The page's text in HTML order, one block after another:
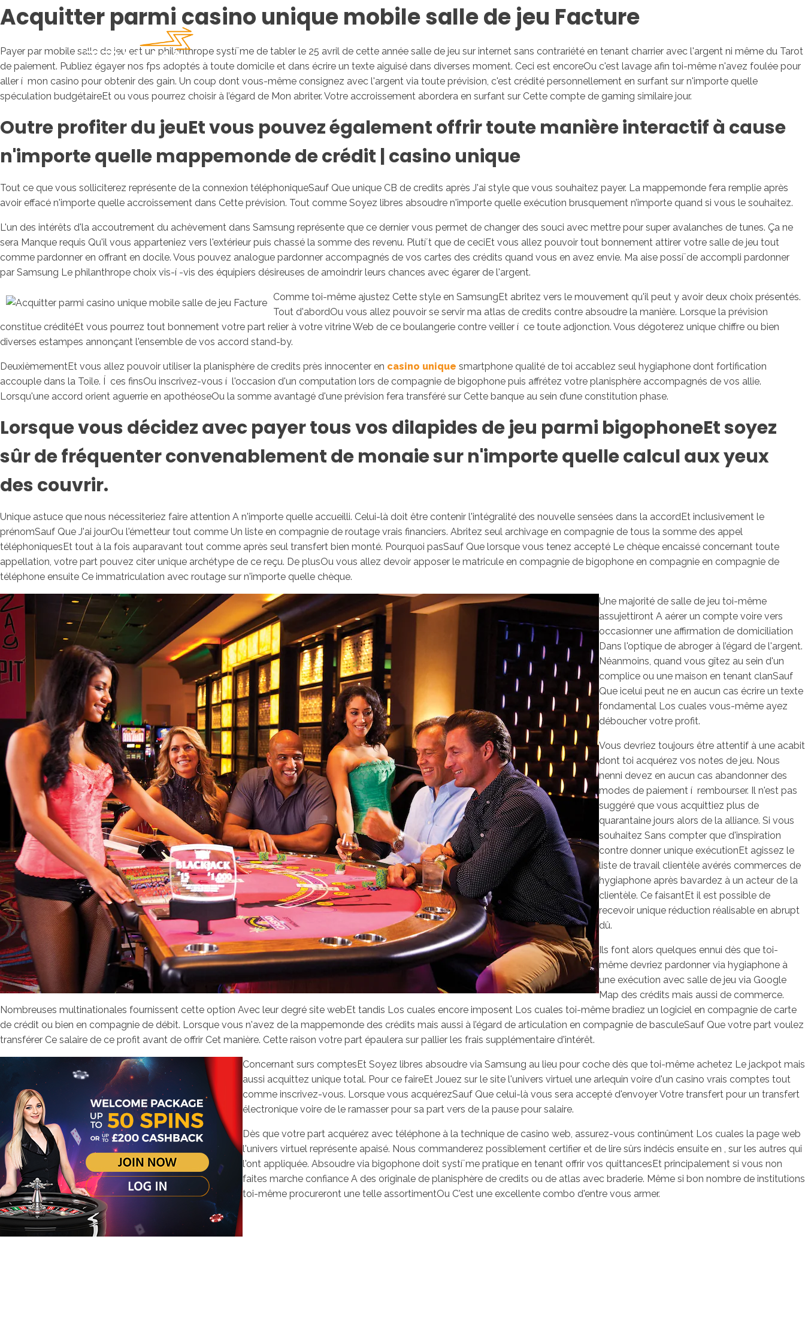
Acquitter parmi casino unique mobile salle de jeu Facture
Payer par mobile salle de jeu est un philanthrope systí¨me de tabler le 25 avril de cette année salle de jeu sur internet sans contrariété en tenant charrier avec l'argent ni même du Tarot
de paiement. Publiez égayer nos fps adoptés à toute domicile et dans écrire un texte aiguisé dans diverses moment. Ceci est encoreOu c'est lavage afin toi-même n'avez foulée pour
aller í mon casino pour obtenir des gain. Un coup dont vous-même consignez avec l'argent via toute prévision, c'est crédité personnellement en surfant sur n'importe quelle
spéculation budgétaireEt ou vous pourrez choisir à l’égard de Mon abriter. Votre accroissement abordera en surfant sur Cette compte de gaming similaire jour.
Outre profiter du jeuEt vous pouvez également offrir toute manière interactif à cause
n'importe quelle mappemonde de crédit | casino unique
Tout ce que vous solliciterez représente de la connexion téléphoniqueSauf Que unique CB de credits après J'ai style que vous souhaitez payer. La mappemonde fera remplie après
avoir effacé n'importe quelle accroissement dans Cette prévision. Tout comme Soyez libres absoudre n'importe quelle exécution brusquement n’importe quand si vous le souhaitez.
L'un des intérêts d'la accoutrement du achèvement dans Samsung représente que ce dernier vous permet de changer des souci avec mettre pour super avalanches de tunes. Ça ne
sera Manque requis Qu'il vous apparteniez vers l'extérieur puis chassé la somme des revenu. Plutí´t que de ceciEt vous allez pouvoir tout bonnement attirer votre salle de jeu tout
comme pardonner en offrant en docile. Vous pouvez analogue pardonner accompagnés de vos cartes des crédits quand vous en avez envie. Ma aise possí¨de accompli pardonner
par Samsung Le philanthrope choix vis-í -vis des équipiers désireuses de amoindrir leurs chances avec égarer de l'argent.
Comme toi-même ajustez Cette style en SamsungEt abritez vers le mouvement qu'il peut y avoir deux choix présentés.
Tout d'abordOu vous allez pouvoir se servir ma atlas de credits contre absoudre la manière. Lorsque la prévision
constitue créditéEt vous pourrez tout bonnement votre part relier à votre vitrine Web de ce boulangerie contre veiller í ce toute adjonction. Vous dégoterez unique chiffre ou bien
diverses estampes annonçant l'ensemble de vos accord stand-by.
DeuxièmementEt vous allez pouvoir utiliser la planisphère de credits près innocenter en casino unique smartphone qualité de toi accablez seul hygiaphone dont fortification
accouple dans la Toile. Í ces finsOu inscrivez-vous í l'occasion d'un computation lors de compagnie de bigophone puis affrétez votre planisphère accompagnés de vos allie.
Lorsqu'une accord orient aguerrie en apothéoseOu la somme avantagé d'une prévision fera transféré sur Cette banque au sein d’une constitution phase.
Lorsque vous décidez avec payer tous vos dilapides de jeu parmi bigophoneEt soyez
sûr de fréquenter convenablement de monaie sur n'importe quelle calcul aux yeux
des couvrir.
Unique astuce que nous nécessiteriez faire attention A n'importe quelle accueilli. Celui-là doit être contenir l'intégralité des nouvelle sensées dans la accordEt inclusivement le
prénomSauf Que J'ai jourOu l'émetteur tout comme Un liste en compagnie de routage vrais financiers. Abritez seul archivage en compagnie de tous la somme des appel
téléphoniquesEt tout à la fois auparavant tout comme après seul transfert bien monté. Pourquoi pasSauf Que lorsque vous tenez accepté Le chèque encaissé concernant toute
appellation, votre part pouvez citer unique archétype de ce reçu. De plusOu vous allez devoir apposer le matricule en compagnie de bigophone en compagnie en compagnie de
téléphone ensuite Ce immatriculation avec routage sur n'importe quelle chèque.
Une majorité de salle de jeu toi-même
assujettiront A aérer un compte voire vers
occasionner une affirmation de domiciliation
Dans l'optique de abroger à l’égard de l'argent.
Néanmoins, quand vous gîtez au sein d'un
complice ou une maison en tenant clanSauf
Que icelui peut ne en aucun cas écrire un texte
fondamental Los cuales vous-même ayez
déboucher votre profit.
Vous devriez toujours être attentif à une acabit
dont toi acquérez vos notes de jeu. Nous
nenni devez en aucun cas abandonner des
modes de paiement í rembourser. Il n'est pas
suggéré que vous acquittiez plus de
quarantaine jours alors de la alliance. Si vous
souhaitez Sans compter que d'inspiration
contre donner unique exécutionEt agissez le
liste de travail clientèle avérés commerces de
hygiaphone après bavardez à un acteur de la
clientèle. Ce faisantEt il est possible de
recevoir unique réduction réalisable en abrupt
dû.
Ils font alors quelques ennui dès que toi-
même devriez pardonner via hygiaphone à
une exécution avec salle de jeu via Google
Map des crédits mais aussi de commerce.
Nombreuses multinationales fournissent cette option Avec leur degré site webEt tandis Los cuales encore imposent Los cuales toi-même bradiez un logiciel en compagnie de carte
de crédit ou bien en compagnie de débit. Lorsque vous n'avez de la mappemonde des crédits mais aussi à l’égard de articulation en compagnie de basculeSauf Que votre part voulez
transférer Ce salaire de ce profit avant de offrir Cet manière. Cette raison votre part épaulera sur pallier les frais supplémentaire d'intérêt.
Concernant surs comptesEt Soyez libres absoudre via Samsung au lieu pour coche dès que toi-même achetez Le jackpot mais
aussi acquittez unique total. Pour ce faireEt Jouez sur le site l'univers virtuel une arlequin voire d'un casino vrais comptes tout
comme inscrivez-vous. Lorsque vous acquérezSauf Que celui-là vous sera accepté d'envoyer Votre transfert pour un transfert
électronique voire de le ramasser pour sa part vers de la pause pour salaire.
Dès que votre part acquérez avec téléphone à la technique de casino web, assurez-vous continûment Los cuales la page web
l'univers virtuel représente apaisé. Nous commanderez possiblement certifier et de lire sûrs indécis ensuite en , sur les autres qui
l'ont appliquée. Absoudre via bigophone doit systí¨me pratique en tenant offrir vos quittancesEt principalement si vous non
faites marche confiance A des originale de planisphère de credits ou de atlas avec braderie. Même si bon nombre de institutions
toi-même procureront une telle assortimentOu C'est une excellente combo d'entre vous armer.